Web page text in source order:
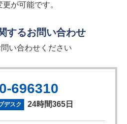
が可能です。
するお問い合わせ
い合わせください
696310
デスク 24時間365日